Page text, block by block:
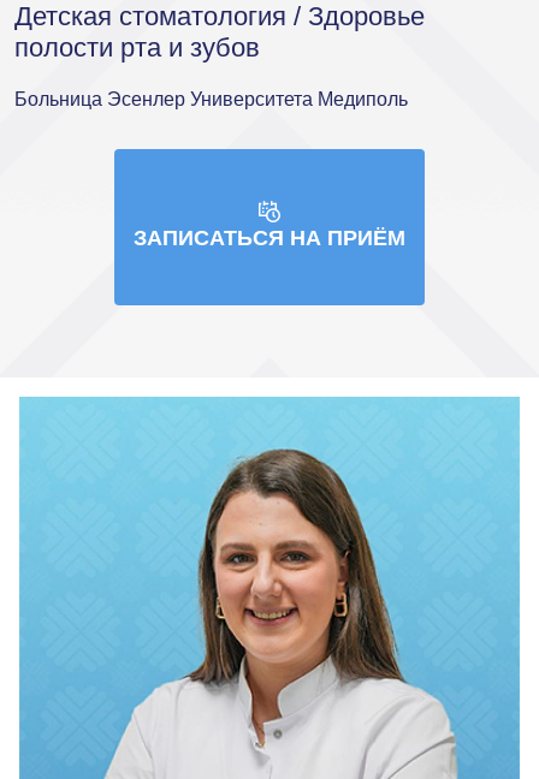
Детская стоматология / Здоровье
полости рта и зубов
Больница Эсенлер Университета Медиполь
ЗАПИСАТЬСЯ НА ПРИЁМ